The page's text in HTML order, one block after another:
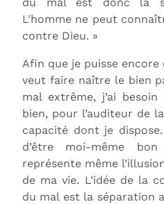
L'homme ne peut
contre Dieu. »
Afin que je puisse
veut faire naître le bien
mal extrême, j’ai
bien, pour l’auditeur de
capacité dont je
d’être moi-même
représente même
de ma vie. L’idée de la
du mal est la séparation